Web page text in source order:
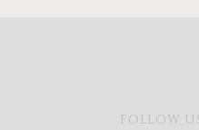
FOLLOW